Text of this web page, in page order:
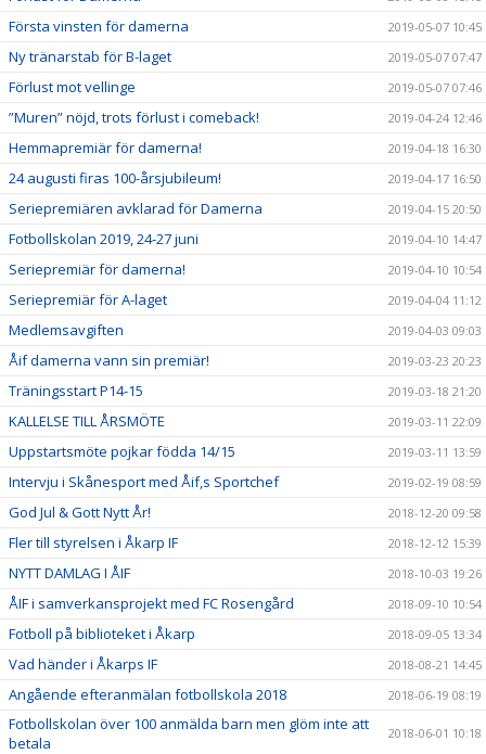
Första vinsten för damerna 2019-05-07 10:45
Ny tränarstab för B-laget 2019-05-07 07:47
Förlust mot vellinge 2019-05-07 07:46
”Muren” nöjd, trots förlust i comeback! 2019-04-24 12:46
Hemmapremiär för damerna! 2019-04-18 16:30
24 augusti firas 100-årsjubileum! 2019-04-17 16:50
Seriepremiären avklarad för Damerna 2019-04-15 20:50
Fotbollskolan 2019, 24-27 juni 2019-04-10 14:47
Seriepremiär för damerna! 2019-04-10 10:54
Seriepremiär för A-laget 2019-04-04 11:12
Medlemsavgiften 2019-04-03 09:03
Åif damerna vann sin premiär! 2019-03-23 20:23
Träningsstart P14-15 2019-03-18 21:20
KALLELSE TILL ÅRSMÖTE 2019-03-11 22:09
Uppstartsmöte pojkar födda 14/15 2019-03-11 13:59
Intervju i Skånesport med Åif,s Sportchef 2019-02-19 08:59
God Jul & Gott Nytt År! 2018-12-20 09:58
Fler till styrelsen i Åkarp IF 2018-12-12 15:39
NYTT DAMLAG I ÅIF 2018-10-03 19:26
ÅIF i samverkansprojekt med FC Rosengård 2018-09-10 10:54
Fotboll på biblioteket i Åkarp 2018-09-05 13:34
Vad händer i Åkarps IF 2018-08-21 14:45
Angående efteranmälan fotbollskola 2018 2018-06-19 08:19
Fotbollskolan över 100 anmälda barn men glöm inte att
betala
2018-06-01 10:18